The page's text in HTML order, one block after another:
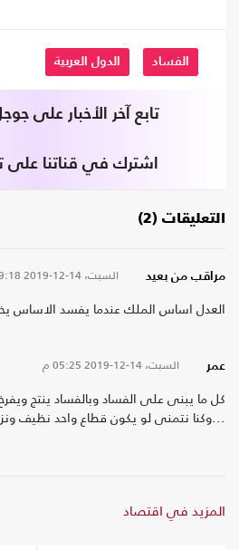
الفساد الدول العربية
تابع آخر الأخبار على
اشترك في قناتنا على
التعليقات (2)
مراقب من بعيد السبت، 14-12-2019
العدل اساس الملك عندما يفسد الاساس يخر
عمر السبت، 14-12-2019 05:25 م
كل ما يبنى على الفساد وبالفساد ينتج
...وكنا نتمنى لو يكون قطاع واحد نظيف
المزيد في اقتصاد